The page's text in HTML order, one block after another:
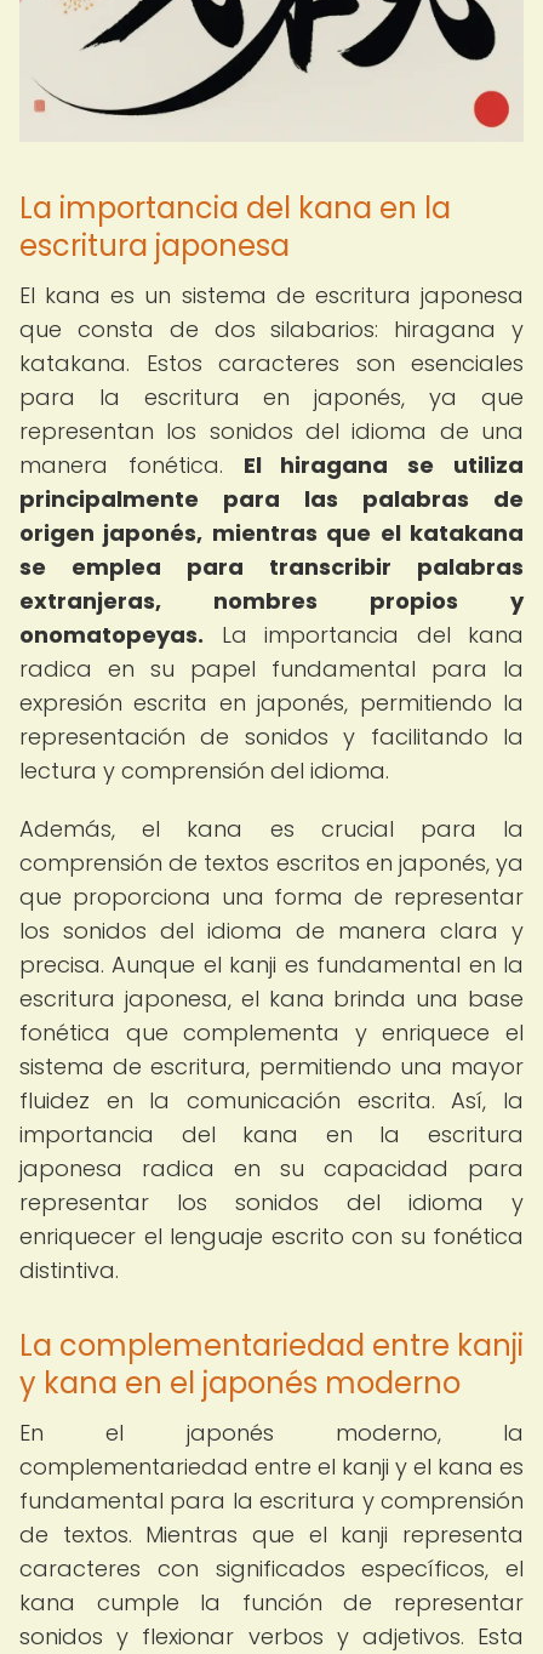
La importancia del kana en la
escritura japonesa
El kana es un sistema de escritura japonesa
que consta de dos silabarios: hiragana y
katakana. Estos caracteres son esenciales
para la escritura en japonés, ya que
representan los sonidos del idioma de una
manera fonética. El hiragana se utiliza
principalmente para las palabras de
origen japonés, mientras que el katakana
se emplea para transcribir palabras
extranjeras, nombres propios y
onomatopeyas. La importancia del kana
radica en su papel fundamental para la
expresión escrita en japonés, permitiendo la
representación de sonidos y facilitando la
lectura y comprensión del idioma.
Además, el kana es crucial para la
comprensión de textos escritos en japonés, ya
que proporciona una forma de representar
los sonidos del idioma de manera clara y
precisa. Aunque el kanji es fundamental en la
escritura japonesa, el kana brinda una base
fonética que complementa y enriquece el
sistema de escritura, permitiendo una mayor
fluidez en la comunicación escrita. Así, la
importancia del kana en la escritura
japonesa radica en su capacidad para
representar los sonidos del idioma y
enriquecer el lenguaje escrito con su fonética
distintiva.
La complementariedad entre kanji
y kana en el japonés moderno
En el japonés moderno, la
complementariedad entre el kanji y el kana es
fundamental para la escritura y comprensión
de textos. Mientras que el kanji representa
caracteres con significados específicos, el
kana cumple la función de representar
sonidos y flexionar verbos y adjetivos. Esta